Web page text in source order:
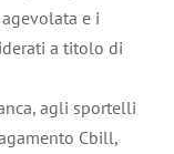
e i
a titolo di
agli sportelli
Cbill,